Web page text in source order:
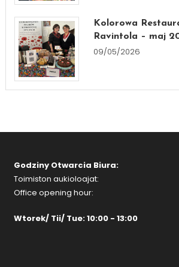
Kolorowa
Ravintola – maj
09/05/2026
Godziny Otwarcia Biura:
Toimiston aukioloajat:
Office opening hour:
Wtorek/ Tii/ Tue: 10:00 - 13:00